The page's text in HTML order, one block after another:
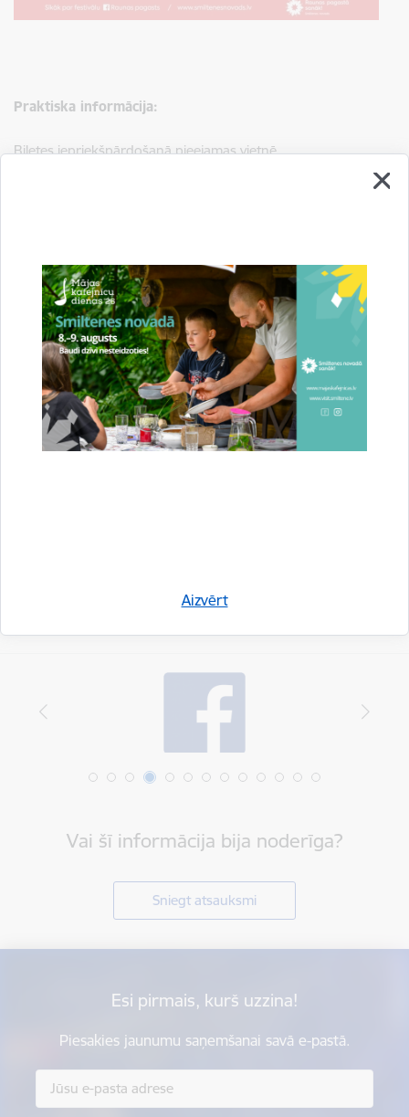
Aizvērt
Praktiska informācija:
Biļetes iepriekšpārdošanā pieejamas vietnē
, kā arī būs iespējams iegādāties uz
Raunā, lai kopā uzrakstītu šīs vasaras skaistāko stāstu —
melns uz balta!
Saistītas tēmas
Notikumi: Kultūra
Vai šī informācija bija noderīga?
Sniegt atsauksmi
Esi pirmais, kurš uzzina!
Piesakies jaunumu saņemšanai savā e-pastā.